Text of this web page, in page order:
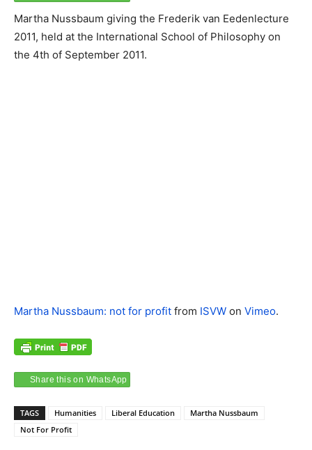
Martha Nussbaum giving the Frederik van Eedenlecture
2011, held at the International School of Philosophy on
the 4th of September 2011.
Martha Nussbaum: not for profit from ISVW on Vimeo.
Share this on WhatsApp
TAGS Humanities Liberal Education
Martha Nussbaum
Not For Profit